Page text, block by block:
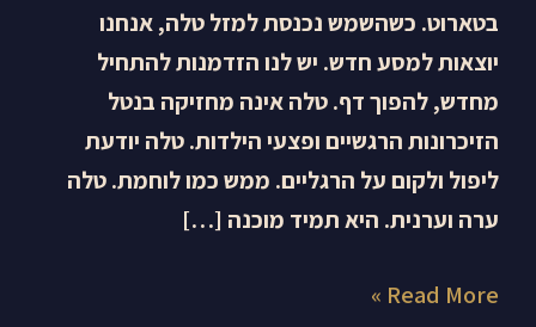
בטארוט. כשהשמש נכנסת למזל טלה, אנחנו
יוצאות למסע חדש. יש לנו הזדמנות להתחיל
מחדש, להפוך דף. טלה אינה מחזיקה בנטל
הזיכרונות הרגשיים ופצעי הילדות. טלה יודעת
ליפול ולקום על הרגליים. ממש כמו לוחמת. טלה
ערה וערנית. היא תמיד מוכנה […]
Read More »